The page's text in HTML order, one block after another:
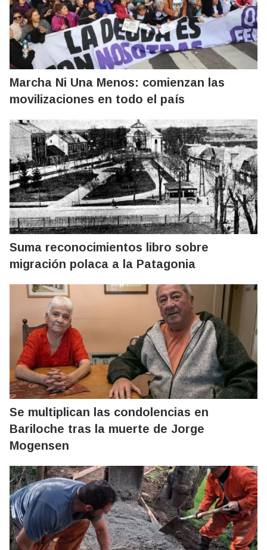
Marcha Ni Una Menos: comienzan las
movilizaciones en todo el país
Suma reconocimientos libro sobre
migración polaca a la Patagonia
Se multiplican las condolencias en
Bariloche tras la muerte de Jorge
Mogensen